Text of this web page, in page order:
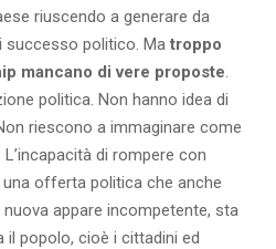
riuscendo a generare da
successo politico. Ma troppo
mancano di vere proposte
politica. Non hanno idea di
riescono a immaginare come
L’incapacità di rompere con
offerta politica che anche
appare incompetente, sta
il popolo, cioè i cittadini ed